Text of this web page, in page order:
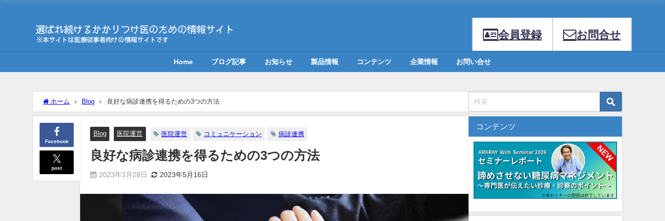
会員登録 お問合せ
Home ブログ記事 お知らせ 製品情報 コンテンツ 企業情報 お問い合せ
ホーム Blog 良好な病診連携を得るための3つの方法
Facebook
post
Blog 医院運営 医院運営 コミュニケーション 病診連携
良好な病診連携を得るための3つの方法
2023年3月28日 2023年5月16日
コンテンツ